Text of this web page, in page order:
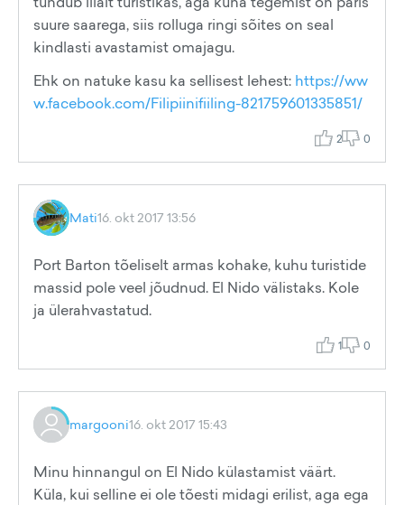
suure saarega, siis rolluga ringi sõites on seal
kindlasti avastamist omajagu.
Ehk on natuke kasu ka sellisest lehest: https://ww
w.facebook.com/Filipiinifiiling-821759601335851/
2 0
Mati16. okt 2017 13:56
Port Barton tõeliselt armas kohake, kuhu turistide
massid pole veel jõudnud. El Nido välistaks. Kole
ja ülerahvastatud.
1 0
margooni16. okt 2017 15:43
Minu hinnangul on El Nido külastamist väärt.
Küla, kui selline ei ole tõesti midagi erilist, aga ega